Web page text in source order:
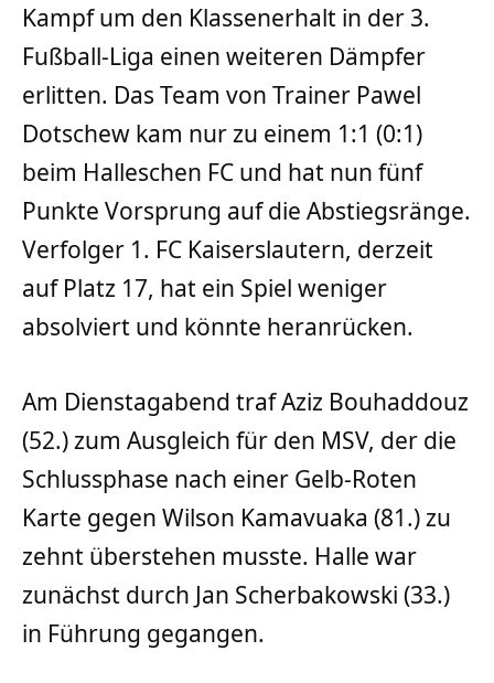
Kampf um den Klassenerhalt in der 3.
Fußball-Liga einen weiteren Dämpfer
erlitten. Das Team von Trainer Pawel
Dotschew kam nur zu einem 1:1 (0:1)
beim Halleschen FC und hat nun fünf
Punkte Vorsprung auf die Abstiegsränge.
Verfolger 1. FC Kaiserslautern, derzeit
auf Platz 17, hat ein Spiel weniger
absolviert und könnte heranrücken.
Am Dienstagabend traf Aziz Bouhaddouz
(52.) zum Ausgleich für den MSV, der die
Schlussphase nach einer Gelb-Roten
Karte gegen Wilson Kamavuaka (81.) zu
zehnt überstehen musste. Halle war
zunächst durch Jan Scherbakowski (33.)
in Führung gegangen.